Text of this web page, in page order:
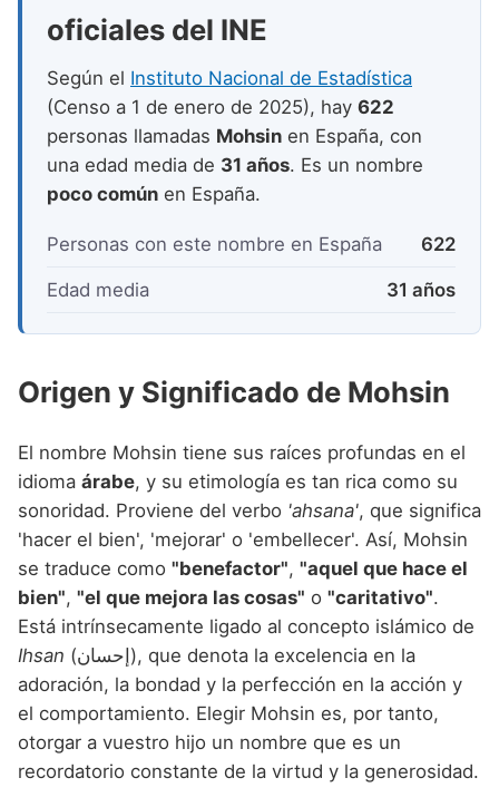
Nombres de niño que empiezan por R
Nombres de niño que empiezan por S
Nombres de niño que empiezan por T
Nombres de niño que empiezan por Y
Nombres de niño que empiezan por Z
Nombres de Niño Rumanos
Nombres de Niño Rusos
Nombres de Niño Suecos
oficiales del INE
Según el Instituto Nacional de Estadística
(Censo a 1 de enero de 2025), hay 622
personas llamadas Mohsin en España, con
una edad media de 31 años. Es un nombre
poco común en España.
Personas con este nombre en España 622
Edad media 31 años
Origen y Significado de Mohsin
El nombre Mohsin tiene sus raíces profundas en el
idioma árabe, y su etimología es tan rica como su
sonoridad. Proviene del verbo 'ahsana', que significa
'hacer el bien', 'mejorar' o 'embellecer'. Así, Mohsin
se traduce como "benefactor", "aquel que hace el
bien", "el que mejora las cosas" o "caritativo".
Está intrínsecamente ligado al concepto islámico de
Ihsan (إحسان), que denota la excelencia en la
adoración, la bondad y la perfección en la acción y
el comportamiento. Elegir Mohsin es, por tanto,
otorgar a vuestro hijo un nombre que es un
recordatorio constante de la virtud y la generosidad.